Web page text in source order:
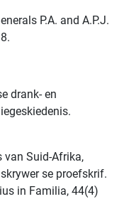
P.A. and A.P.J.
drank- en
van Suid-Afrika,
se proefskrif.
in Familia, 44(4)